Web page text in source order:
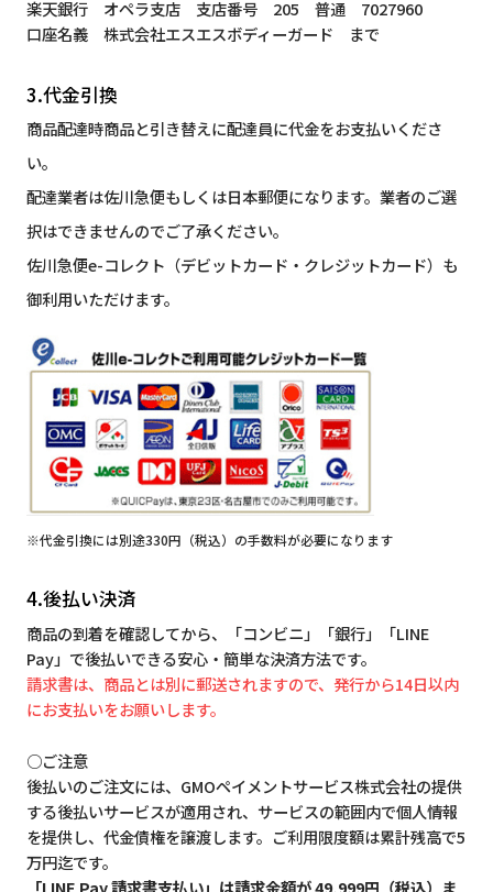
楽天銀行 オペラ支店 支店番号 205 普通 7027960
口座名義 株式会社エスエスボディーガード まで
3.代金引換
商品配達時商品と引き替えに配達員に代金をお支払いくださ
い。
配達業者は佐川急便もしくは日本郵便になります。業者のご選
択はできませんのでご了承ください。
佐川急便e-コレクト（デビットカード・クレジットカード）も
御利用いただけます。
※代金引換には別途330円（税込）の手数料が必要になります
4.後払い決済
商品の到着を確認してから、「コンビニ」「銀行」「LINE
Pay」で後払いできる安心・簡単な決済方法です。
請求書は、商品とは別に郵送されますので、発行から14日以内
にお支払いをお願いします。
○ご注意
後払いのご注文には、GMOペイメントサービス株式会社の提供
する後払いサービスが適用され、サービスの範囲内で個人情報
を提供し、代金債権を譲渡します。ご利用限度額は累計残高で5
万円迄です。
「LINE Pay 請求書支払い」は請求金額が 49,999円（税込）ま